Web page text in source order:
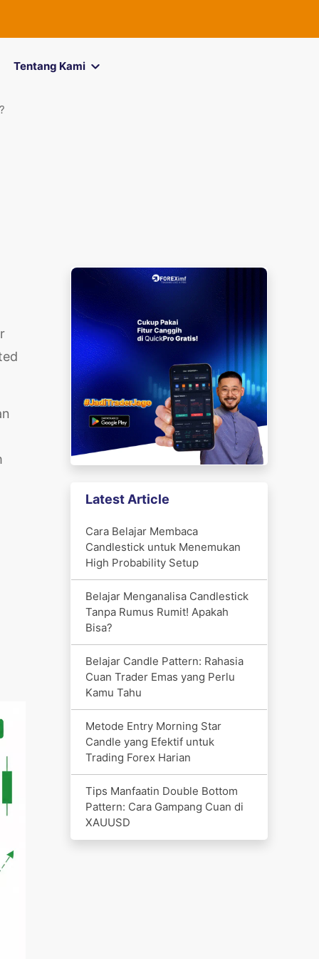
Tentang Kami
Latest Article
Cara Belajar Membaca
Candlestick untuk Menemukan
High Probability Setup
Belajar Menganalisa Candlestick
Tanpa Rumus Rumit! Apakah
Bisa?
Belajar Candle Pattern: Rahasia
Cuan Trader Emas yang Perlu
Kamu Tahu
Metode Entry Morning Star
Candle yang Efektif untuk
Trading Forex Harian
Tips Manfaatin Double Bottom
Pattern: Cara Gampang Cuan di
XAUUSD